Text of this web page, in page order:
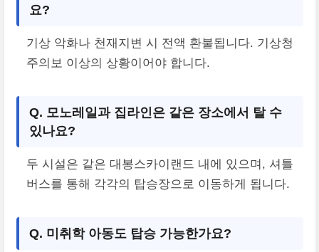
요?
기상 악화나 천재지변 시 전액 환불됩니다. 기상청
주의보 이상의 상황이어야 합니다.
Q. 모노레일과 집라인은 같은 장소에서 탈 수
있나요?
두 시설은 같은 대봉스카이랜드 내에 있으며, 셔틀
버스를 통해 각각의 탑승장으로 이동하게 됩니다.
Q. 미취학 아동도 탑승 가능한가요?